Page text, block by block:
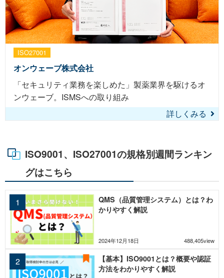
ISO27001
オンウェーブ株式会社
「セキュリティ業務を楽しめた」製薬業界を駆けるオ
ンウェーブ。ISMSへの取り組み
詳しくみる
ISO9001、ISO27001の規格別週間ランキン
グはこちら
2024年12月18日 488,405view
QMS（品質管理システム）とは？わ
かりやすく解説
【基本】ISO9001とは？概要や認証
方法をわかりやすく解説